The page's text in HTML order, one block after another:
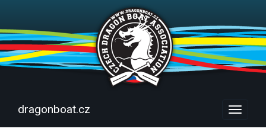
Menu
dragonboat.cz